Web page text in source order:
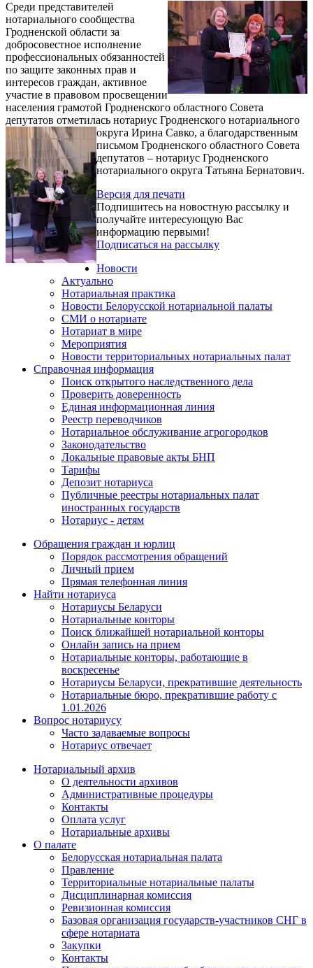
Среди представителей
нотариального сообщества
Гродненской области за
добросовестное исполнение
профессиональных обязанностей
по защите законных прав и
интересов граждан, активное
участие в правовом просвещении
населения грамотой Гродненского областного Совета
депутатов отметилась нотариус Гродненского нотариального
округа Ирина Савко, а благодарственным
письмом Гродненского областного Совета
депутатов – нотариус Гродненского
нотариального округа Татьяна Бернатович.
Версия для печати
Подпишитесь на новостную рассылку и
получайте интересующую Вас
информацию первыми!
Подписаться на рассылку
Новости
Актуально
Нотариальная практика
Новости Белорусской нотариальной палаты
СМИ о нотариате
Нотариат в мире
Мероприятия
Новости территориальных нотариальных палат
Справочная информация
Поиск открытого наследственного дела
Проверить доверенность
Единая информационная линия
Реестр переводчиков
Нотариальное обслуживание агрогородков
Законодательство
Локальные правовые акты БНП
Тарифы
Депозит нотариуса
Публичные реестры нотариальных палат
иностранных государств
Нотариус - детям
Обращения граждан и юрлиц
Порядок рассмотрения обращений
Личный прием
Прямая телефонная линия
Найти нотариуса
Нотариусы Беларуси
Нотариальные конторы
Поиск ближайшей нотариальной конторы
Онлайн запись на прием
Нотариальные конторы, работающие в
воскресенье
Нотариусы Беларуси, прекратившие деятельность
Нотариальные бюро, прекратившие работу с
1.01.2026
Вопрос нотариусу
Часто задаваемые вопросы
Нотариус отвечает
Нотариальный архив
О деятельности архивов
Административные процедуры
Контакты
Оплата услуг
Нотариальные архивы
О палате
Белорусская нотариальная палата
Правление
Территориальные нотариальные палаты
Дисциплинарная комиссия
Ревизионная комиссия
Базовая организация государств-участников СНГ в
сфере нотариата
Закупки
Контакты